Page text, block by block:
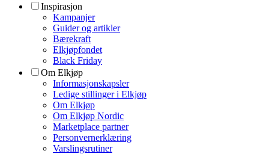
Inspirasjon
Kampanjer
Guider og artikler
Bærekraft
Elkjøpfondet
Black Friday
Om Elkjøp
Informasjonskapsler
Ledige stillinger i Elkjøp
Om Elkjøp
Om Elkjøp Nordic
Marketplace partner
Personvernerklæring
Varslingsrutiner